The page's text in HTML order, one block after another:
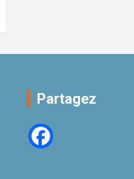
Partagez